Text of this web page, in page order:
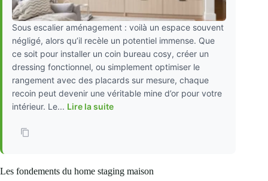
Sous escalier aménagement : voilà un espace souvent
négligé, alors qu’il recèle un potentiel immense. Que
ce soit pour installer un coin bureau cosy, créer un
dressing fonctionnel, ou simplement optimiser le
rangement avec des placards sur mesure, chaque
recoin peut devenir une véritable mine d’or pour votre
intérieur. Le... Lire la suite
Les fondements du home staging maison